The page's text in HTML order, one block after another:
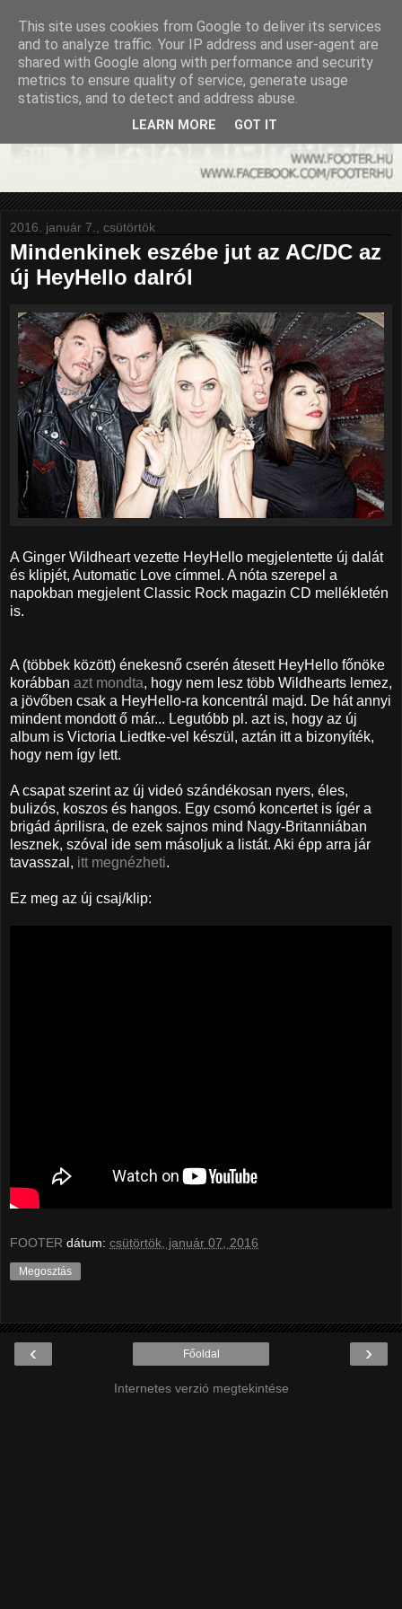
2016. január 7., csütörtök
Mindenkinek eszébe jut az AC/DC az
új HeyHello dalról
A Ginger Wildheart vezette HeyHello megjelentette új dalát
és klipjét, Automatic Love címmel. A nóta szerepel a
napokban megjelent Classic Rock magazin CD mellékletén
is.
A (többek között) énekesnő cserén átesett HeyHello főnöke
korábban azt mondta, hogy nem lesz több Wildhearts lemez,
a jövőben csak a HeyHello-ra koncentrál majd. De hát annyi
mindent mondott ő már... Legutóbb pl. azt is, hogy az új
album is Victoria Liedtke-vel készül, aztán itt a bizonyíték,
hogy nem így lett.
A csapat szerint az új videó szándékosan nyers, éles,
bulizós, koszos és hangos. Egy csomó koncertet is ígér a
brigád áprilisra, de ezek sajnos mind Nagy-Britanniában
lesznek, szóval ide sem másoljuk a listát. Aki épp arra jár
tavasszal, itt megnézheti.
Ez meg az új csaj/klip:
FOOTER dátum: csütörtök, január 07, 2016
Megosztás
‹ ›
Főoldal
Internetes verzió megtekintése
This site uses cookies from Google to deliver its services
and to analyze traffic. Your IP address and user-agent are
shared with Google along with performance and security
metrics to ensure quality of service, generate usage
statistics, and to detect and address abuse.
LEARN MORE GOT IT